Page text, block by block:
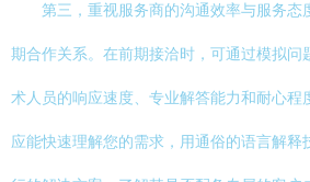
第三，重视服务商的沟通效率与服务态
期合作关系。在前期接洽时，可通过模拟问
术人员的响应速度、专业解答能力和耐心程
应能快速理解您的需求，用通俗的语言解释